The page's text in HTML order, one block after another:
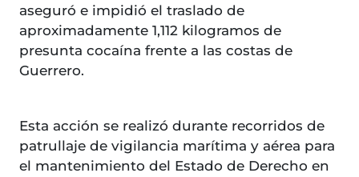
aseguró e impidió el traslado de
aproximadamente 1,112 kilogramos de
presunta cocaína frente a las costas de
Guerrero.
Esta acción se realizó durante recorridos de
patrullaje de vigilancia marítima y aérea para
el mantenimiento del Estado de Derecho en